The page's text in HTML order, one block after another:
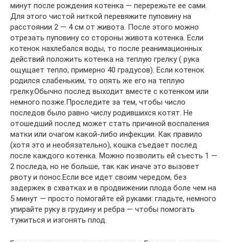
минут после рождения котенка — перережьте ее сами.
Для этого чистой ниткой перевяжите пуповину на
расстоянии 2 — 4 см от живота. После этого можно
отрезать пуповину со стороны живота котенка. Если
котенок нахлебался воды, то после реанимационных
действий положить котенка на теплую грелку ( рука
ощущает тепло, примерно 40 градусов). Если котенок
родился слабеньким, то опять же его на теплую
грелку.Обычно послед выходит вместе с котенком или
немного позже.Проследите за тем, чтобы число
последов было равно числу родившихся котят. Не
отошедший послед может стать причиной воспаления
матки или очагом какой-либо инфекции. Как правило
(хотя это и необязательно), кошка съедает послед
после каждого котенка. Можно позволить ей съесть 1 —
2 последа, но не больше, так как иначе это вызовет
рвоту и понос.Если все идет своим чередом, без
задержек в схватках и в продвижении плода боле чем на
5 минут — просто помогайте ей руками: гладьте, немного
упирайте руку в грудину и ребра — чтобы помогать
тужиться и изгонять плод.